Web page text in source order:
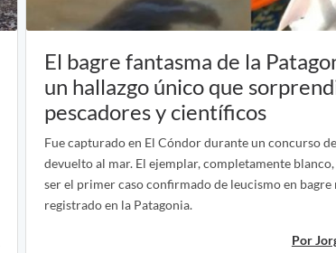
El bagre fantasma de la
un hallazgo único que
pescadores y científicos
Fue capturado en El Cóndor durante un concurso
devuelto al mar. El ejemplar, completamente
ser el primer caso confirmado de leucismo en
registrado en la Patagonia.
Por